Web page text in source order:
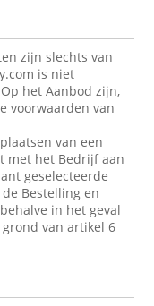
zijn slechts van
is niet
het Aanbod zijn,
voorwaarden van
van een
met het Bedrijf aan
geselecteerde
Bestelling en
in het geval
van artikel 6